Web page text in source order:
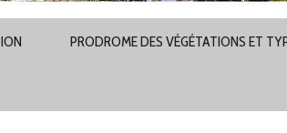
PRODROME DES VÉGÉTATIONS ET